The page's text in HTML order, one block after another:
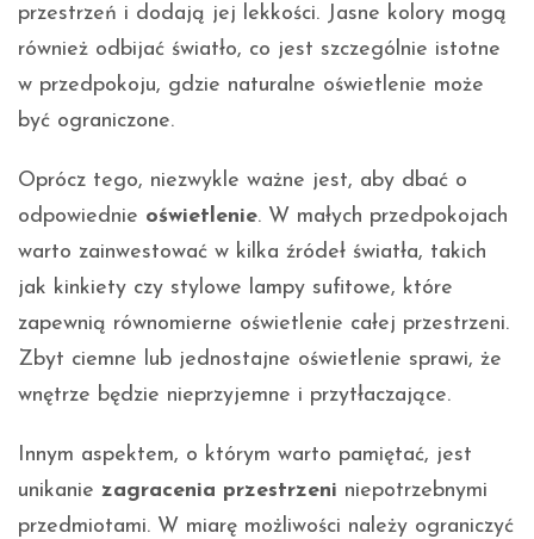
przestrzeń i dodają jej lekkości. Jasne kolory mogą
również odbijać światło, co jest szczególnie istotne
w przedpokoju, gdzie naturalne oświetlenie może
być ograniczone.
Oprócz tego, niezwykle ważne jest, aby dbać o
odpowiednie oświetlenie. W małych przedpokojach
warto zainwestować w kilka źródeł światła, takich
jak kinkiety czy stylowe lampy sufitowe, które
zapewnią równomierne oświetlenie całej przestrzeni.
Zbyt ciemne lub jednostajne oświetlenie sprawi, że
wnętrze będzie nieprzyjemne i przytłaczające.
Innym aspektem, o którym warto pamiętać, jest
unikanie zagracenia przestrzeni niepotrzebnymi
przedmiotami. W miarę możliwości należy ograniczyć